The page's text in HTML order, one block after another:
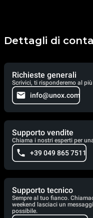
Dettagli di
Richieste generali
Scrivici, ti risponderemo al
info@unox.com
Supporto vendite
Chiama i nostri esperti per
+39 049 865 7511
Supporto tecnico
Sempre al tuo fianco.
weekend lasciaci un
possibile.